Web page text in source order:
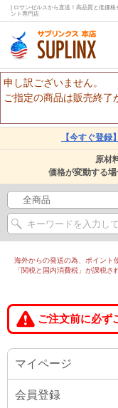
| ロサンゼルスから直送！高品質と低価
ント専門店
申し訳ございません。
ご指定の商品は販売終了
【今すぐ登録】
原材
価格が変動する場
海外からの発送の為、ポイント
「関税と国内消費税」が課税さ
ご注文前に必ず
マイページ
会員登録